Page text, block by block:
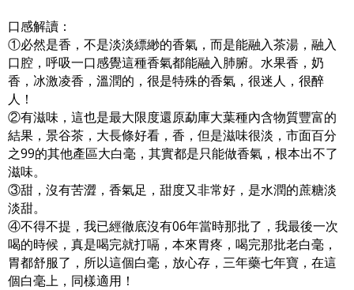
口感解讀：
①必然是香，不是淡淡縹緲的香氣，而是能融入茶湯，融入
口腔，呼吸一口感覺這種香氣都能融入肺腑。水果香，奶
香，冰激凌香，溫潤的，很是特殊的香氣，很迷人，很醉
人！
②有滋味，這也是最大限度還原勐庫大葉種內含物質豐富的
結果，景谷茶，大長條好看，香，但是滋味很淡，市面百分
之99的其他產區大白毫，其實都是只能做香氣，根本出不了
滋味。
③甜，沒有苦澀，香氣足，甜度又非常好，是水潤的蔗糖淡
淡甜。
④不得不提，我已經徹底沒有06年當時那批了，我最後一次
喝的時候，真是喝完就打嗝，本來胃疼，喝完那批老白毫，
胃都舒服了，所以這個白毫，放心存，三年藥七年寶，在這
個白毫上，同樣適用！